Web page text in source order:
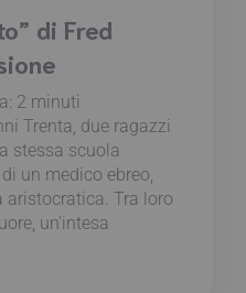
di Fred
2 minuti
Trenta, due ragazzi
stessa scuola
un medico ebreo,
Tra loro
un'intesa